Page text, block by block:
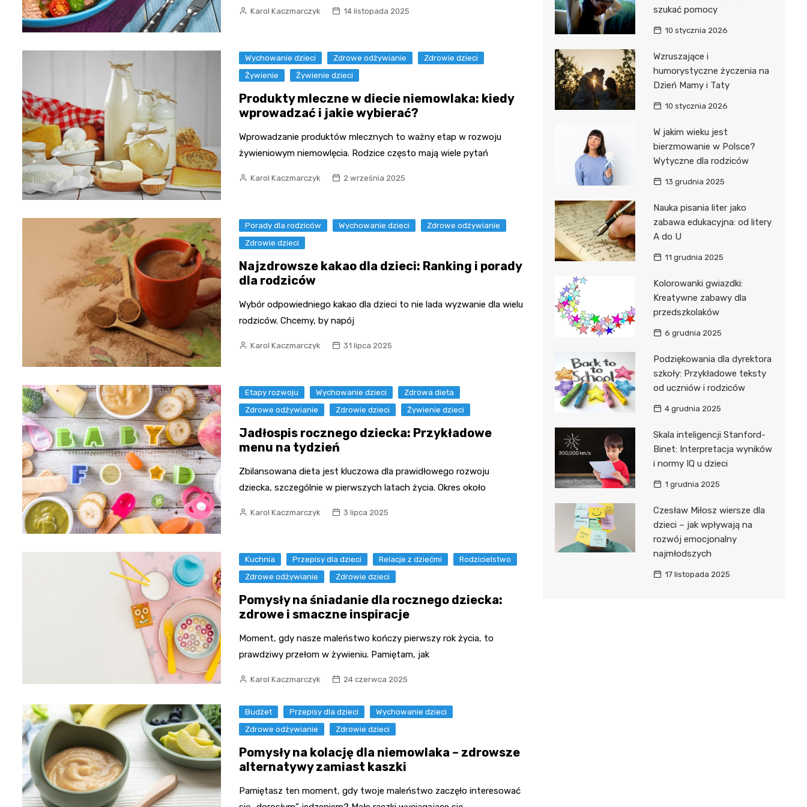
Karol Kaczmarczyk 14 listopada 2025
Wychowanie dzieci Zdrowe odżywianie
Zdrowie dzieci
Żywienie
Żywienie dzieci
Produkty mleczne w diecie niemowlaka: kiedy
wprowadzać i jakie wybierać?
Wprowadzanie produktów mlecznych to ważny etap w rozwoju
żywieniowym niemowlęcia. Rodzice często mają wiele pytań
Karol Kaczmarczyk 2 września 2025
Porady dla rodziców Wychowanie dzieci
Zdrowe odżywianie
Zdrowie dzieci
Najzdrowsze kakao dla dzieci: Ranking i porady
dla rodziców
Wybór odpowiedniego kakao dla dzieci to nie lada wyzwanie dla wielu
rodziców. Chcemy, by napój
Karol Kaczmarczyk 31 lipca 2025
Etapy rozwoju Wychowanie dzieci
Zdrowa dieta
Zdrowe odżywianie
Zdrowie dzieci Żywienie dzieci
Jadłospis rocznego dziecka: Przykładowe
menu na tydzień
Zbilansowana dieta jest kluczowa dla prawidłowego rozwoju
dziecka, szczególnie w pierwszych latach życia. Okres około
Karol Kaczmarczyk 3 lipca 2025
Kuchnia Przepisy dla dzieci Relacje z dziećmi
Rodzicielstwo
Zdrowe odżywianie
Zdrowie dzieci
Pomysły na śniadanie dla rocznego dziecka:
zdrowe i smaczne inspiracje
Moment, gdy nasze maleństwo kończy pierwszy rok życia, to
prawdziwy przełom w żywieniu. Pamiętam, jak
Karol Kaczmarczyk 24 czerwca 2025
Budżet Przepisy dla dzieci
Wychowanie dzieci
Zdrowe odżywianie
Zdrowie dzieci
Pomysły na kolację dla niemowlaka – zdrowsze
alternatywy zamiast kaszki
Pamiętasz ten moment, gdy twoje maleństwo zaczęło interesować
szukać pomocy
10 stycznia 2026
Wzruszające i
humorystyczne życzenia na
Dzień Mamy i Taty
10 stycznia 2026
W jakim wieku jest
bierzmowanie w Polsce?
Wytyczne dla rodziców
13 grudnia 2025
Nauka pisania liter jako
zabawa edukacyjna: od litery
A do U
11 grudnia 2025
Kolorowanki gwiazdki:
Kreatywne zabawy dla
przedszkolaków
6 grudnia 2025
Podziękowania dla dyrektora
szkoły: Przykładowe teksty
od uczniów i rodziców
4 grudnia 2025
Skala inteligencji Stanford-
Binet: Interpretacja wyników
i normy IQ u dzieci
1 grudnia 2025
Czesław Miłosz wiersze dla
dzieci – jak wpływają na
rozwój emocjonalny
najmłodszych
17 listopada 2025